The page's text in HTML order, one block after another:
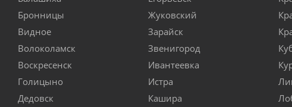
Бронницы
Видное
Волоколамск
Воскресенск
Голицыно
Дедовск
Жуковский
Зарайск
Звенигород
Ивантеевка
Истра
Кашира